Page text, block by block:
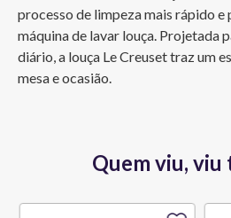
processo de limpeza mais rápido e
máquina de lavar louça. Projetada
diário, a louça Le Creuset traz um
mesa e ocasião.
Quem viu, viu